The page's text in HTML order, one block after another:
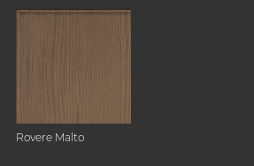
Rovere Malto